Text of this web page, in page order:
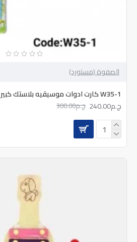
الصفوة (مستورد)
W35-1 كارت ادوات موسيقيه بلاستك كبير
ج.م240.00
ج.م300.00